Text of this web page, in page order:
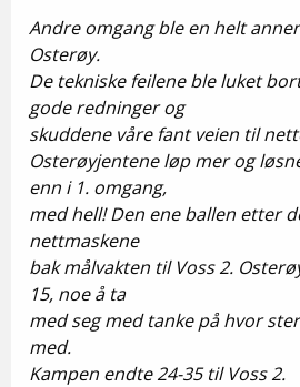
Andre omgang ble en helt
Osterøy.
De tekniske feilene ble luket
gode redninger og
skuddene våre fant veien til
Osterøyjentene løp mer og
enn i 1. omgang,
med hell! Den ene ballen etter
nettmaskene
bak målvakten til Voss 2.
15, noe å ta
med seg med tanke på hvor
med.
Kampen endte 24-35 til Voss 2.